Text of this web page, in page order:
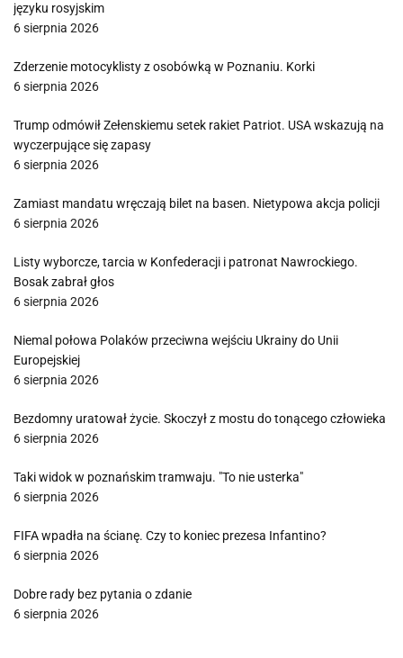
języku rosyjskim
6 sierpnia 2026
Zderzenie motocyklisty z osobówką w Poznaniu. Korki
6 sierpnia 2026
Trump odmówił Zełenskiemu setek rakiet Patriot. USA wskazują na
wyczerpujące się zapasy
6 sierpnia 2026
Zamiast mandatu wręczają bilet na basen. Nietypowa akcja policji
6 sierpnia 2026
Listy wyborcze, tarcia w Konfederacji i patronat Nawrockiego.
Bosak zabrał głos
6 sierpnia 2026
Niemal połowa Polaków przeciwna wejściu Ukrainy do Unii
Europejskiej
6 sierpnia 2026
Bezdomny uratował życie. Skoczył z mostu do tonącego człowieka
6 sierpnia 2026
Taki widok w poznańskim tramwaju. "To nie usterka"
6 sierpnia 2026
FIFA wpadła na ścianę. Czy to koniec prezesa Infantino?
6 sierpnia 2026
Dobre rady bez pytania o zdanie
6 sierpnia 2026